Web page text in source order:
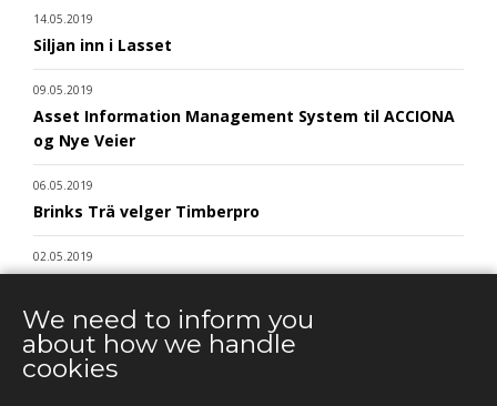
14.05.2019
Siljan inn i Lasset
09.05.2019
Asset Information Management System til ACCIONA
og Nye Veier
06.05.2019
Brinks Trä velger Timberpro
02.05.2019
25.04.2019
Triona forbedrer fergetrafikken på Åland
We need to inform you
about how we handle
cookies